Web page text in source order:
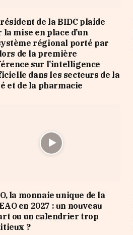
de la BIDC plaide
la mise en place d’un
régional porté par
de la première
sur l’intelligence
dans les secteurs de la
et de la pharmacie
la monnaie unique de la
en 2027 : un nouveau
ou un calendrier trop
?